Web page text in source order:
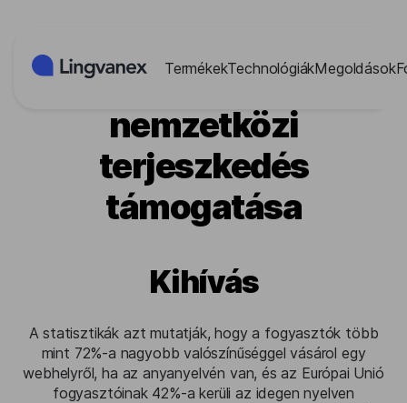
TermékekTechnológiákMegoldások
Globális piactér: A
nemzetközi
terjeszkedés
támogatása
Kihívás
A statisztikák azt mutatják, hogy a fogyasztók több
mint 72%-a nagyobb valószínűséggel vásárol egy
webhelyről, ha az anyanyelvén van, és az Európai Unió
fogyasztóinak 42%-a kerüli az idegen nyelven